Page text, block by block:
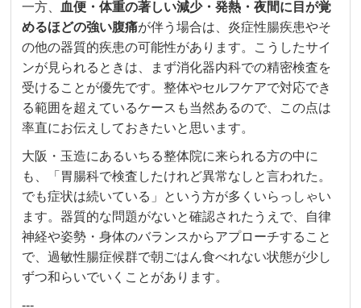
一方、血便・体重の著しい減少・発熱・夜間に目が覚
めるほどの強い腹痛が伴う場合は、炎症性腸疾患やそ
の他の器質的疾患の可能性があります。こうしたサイ
ンが見られるときは、まず消化器内科での精密検査を
受けることが優先です。整体やセルフケアで対応でき
る範囲を超えているケースも当然あるので、この点は
率直にお伝えしておきたいと思います。
大阪・玉造にあるいちる整体院に来られる方の中に
も、「胃腸科で検査したけれど異常なしと言われた。
でも症状は続いている」という方が多くいらっしゃい
ます。器質的な問題がないと確認されたうえで、自律
神経や姿勢・身体のバランスからアプローチすること
で、過敏性腸症候群で朝ごはん食べれない状態が少し
ずつ和らいでいくことがあります。